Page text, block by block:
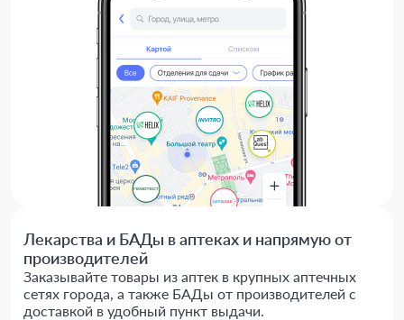
Лекарства и БАДы в аптеках и напрямую от
производителей
Заказывайте товары из аптек в крупных аптечных
сетях города, а также БАДы от производителей с
доставкой в удобный пункт выдачи.